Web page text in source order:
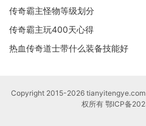
传奇霸主怪物等级划分
传奇霸主玩400天心得
热血传奇道士带什么装备技能好
Copyright 2015-2026 tianyitengye.com
权所有 鄂ICP备